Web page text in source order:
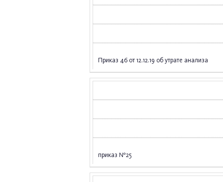
Приказ 46 от 12.12.19 об утрате анализа
приказ №25